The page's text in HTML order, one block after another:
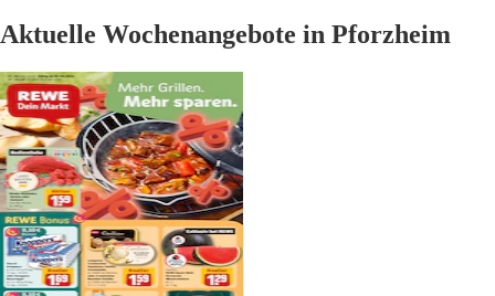
Aktuelle Wochenangebote in Pforzheim